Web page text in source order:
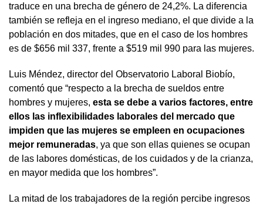
traduce en una brecha de género de 24,2%. La diferencia
también se refleja en el ingreso mediano, el que divide a la
población en dos mitades, que en el caso de los hombres
es de $656 mil 337, frente a $519 mil 990 para las mujeres.
Luis Méndez, director del Observatorio Laboral Biobío,
comentó que “respecto a la brecha de sueldos entre
hombres y mujeres, esta se debe a varios factores, entre
ellos las inflexibilidades laborales del mercado que
impiden que las mujeres se empleen en ocupaciones
mejor remuneradas, ya que son ellas quienes se ocupan
de las labores domésticas, de los cuidados y de la crianza,
en mayor medida que los hombres”.
La mitad de los trabajadores de la región percibe ingresos